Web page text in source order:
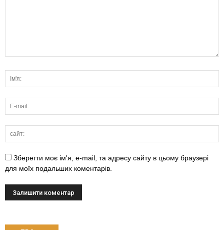
Зберегти моє ім'я, e-mail, та адресу сайту в цьому браузері
для моїх подальших коментарів.